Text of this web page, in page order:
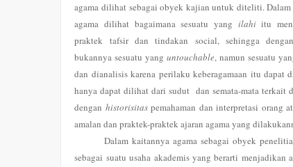
agama dilihat sebagai obyek kajian untuk diteliti.
agama dilihat bagaimana sesuatu yang ilahiitu
praktek tafsir dan tindakan social, sehingga
bukannya sesuatu yanguntouchable, namun sesuatu
dan dianalisis karena perilaku keberagamaan itu
hanya dapat dilihat dari sudut dan semata-mata terkait
dengan historisitaspemahaman dan interpretasi orang
amalan dan praktek-praktek ajaran agama yang
Dalam kaitannya agama sebagai obyek
sebagai suatu usaha akademis yang berarti menjadikan